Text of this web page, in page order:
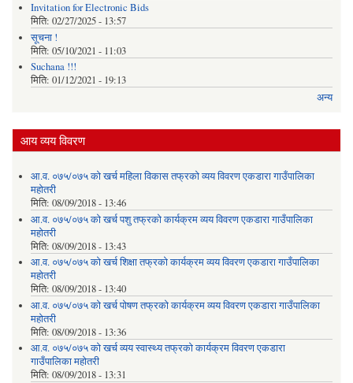
Invitation for Electronic Bids
मिति: 02/27/2025 - 13:57
सूचना !
मिति: 05/10/2021 - 11:03
Suchana !!!
मिति: 01/12/2021 - 19:13
अन्य
आय व्यय विवरण
आ.व. ०७५/०७५ को खर्च महिला विकास तफ्रको व्यय विवरण एकडारा गाउँपालिका
महोतरी
मिति: 08/09/2018 - 13:46
आ.व. ०७५/०७५ को खर्च पशु तफ्रको कार्यक्रम व्यय विवरण एकडारा गाउँपालिका
महोतरी
मिति: 08/09/2018 - 13:43
आ.व. ०७५/०७५ को खर्च शिक्षा तफ्रको कार्यक्रम व्यय विवरण एकडारा गाउँपालिका
महोतरी
मिति: 08/09/2018 - 13:40
आ.व. ०७५/०७५ को खर्च पोषण तफ्रको कार्यक्रम व्यय विवरण एकडारा गाउँपालिका
महोतरी
मिति: 08/09/2018 - 13:36
आ.व. ०७५/०७५ को खर्च व्यय स्वास्थ्य तफ्रको कार्यक्रम विवरण एकडारा
गाउँपालिका महोतरी
मिति: 08/09/2018 - 13:31